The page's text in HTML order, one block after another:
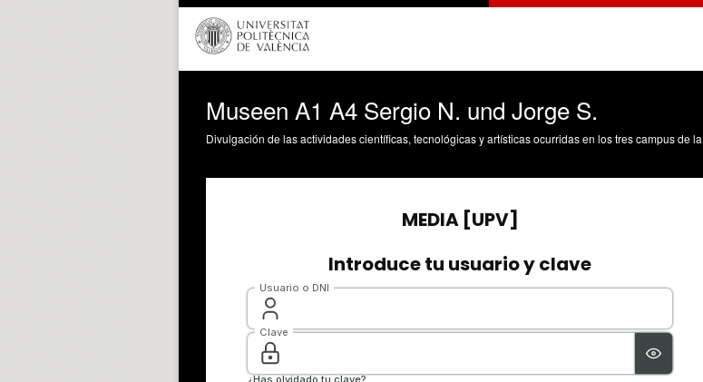
Museen A1 A4 Sergio N. und Jorge S.
Divulgación de las actividades científicas, tecnológicas y artísticas ocurridas en los tres campus de